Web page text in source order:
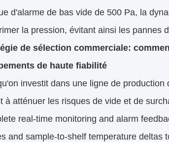
d'alarme de bas vide de 500 Pa, la
la pression, évitant ainsi les pannes
de sélection commerciale:
de haute fiabilité
investit dans une ligne de
à atténuer les risques de vide et de
real-time monitoring and alarm
and sample-to-shelf temperature deltas